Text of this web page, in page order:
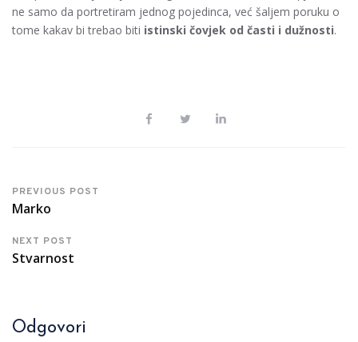
ne samo da portretiram jednog pojedinca, već šaljem poruku o
tome kakav bi trebao biti istinski čovjek od časti i dužnosti.
PREVIOUS POST
Marko
NEXT POST
Stvarnost
Odgovori